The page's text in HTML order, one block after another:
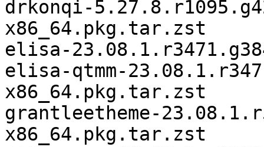
drkonqi-
x86_64.pkg.tar.zst
elisa-
elisa-qtmm-
x86_64.pkg.tar.zst
grantleetheme-
x86_64.pkg.tar.zst